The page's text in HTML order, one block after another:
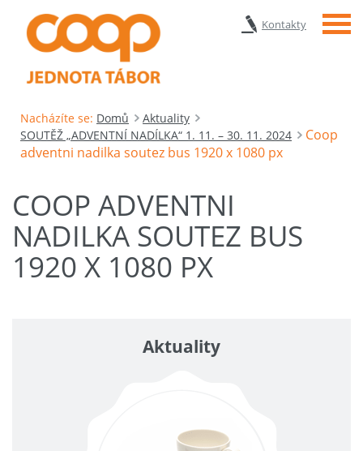
Kontakty Menu
Nacházíte se: Domů
Aktuality
SOUTĚŽ „ADVENTNÍ NADÍLKA“ 1. 11. – 30. 11. 2024
Coop
adventni nadilka soutez bus 1920 x 1080 px
COOP ADVENTNI
NADILKA SOUTEZ BUS
1920 X 1080 PX
Aktuality